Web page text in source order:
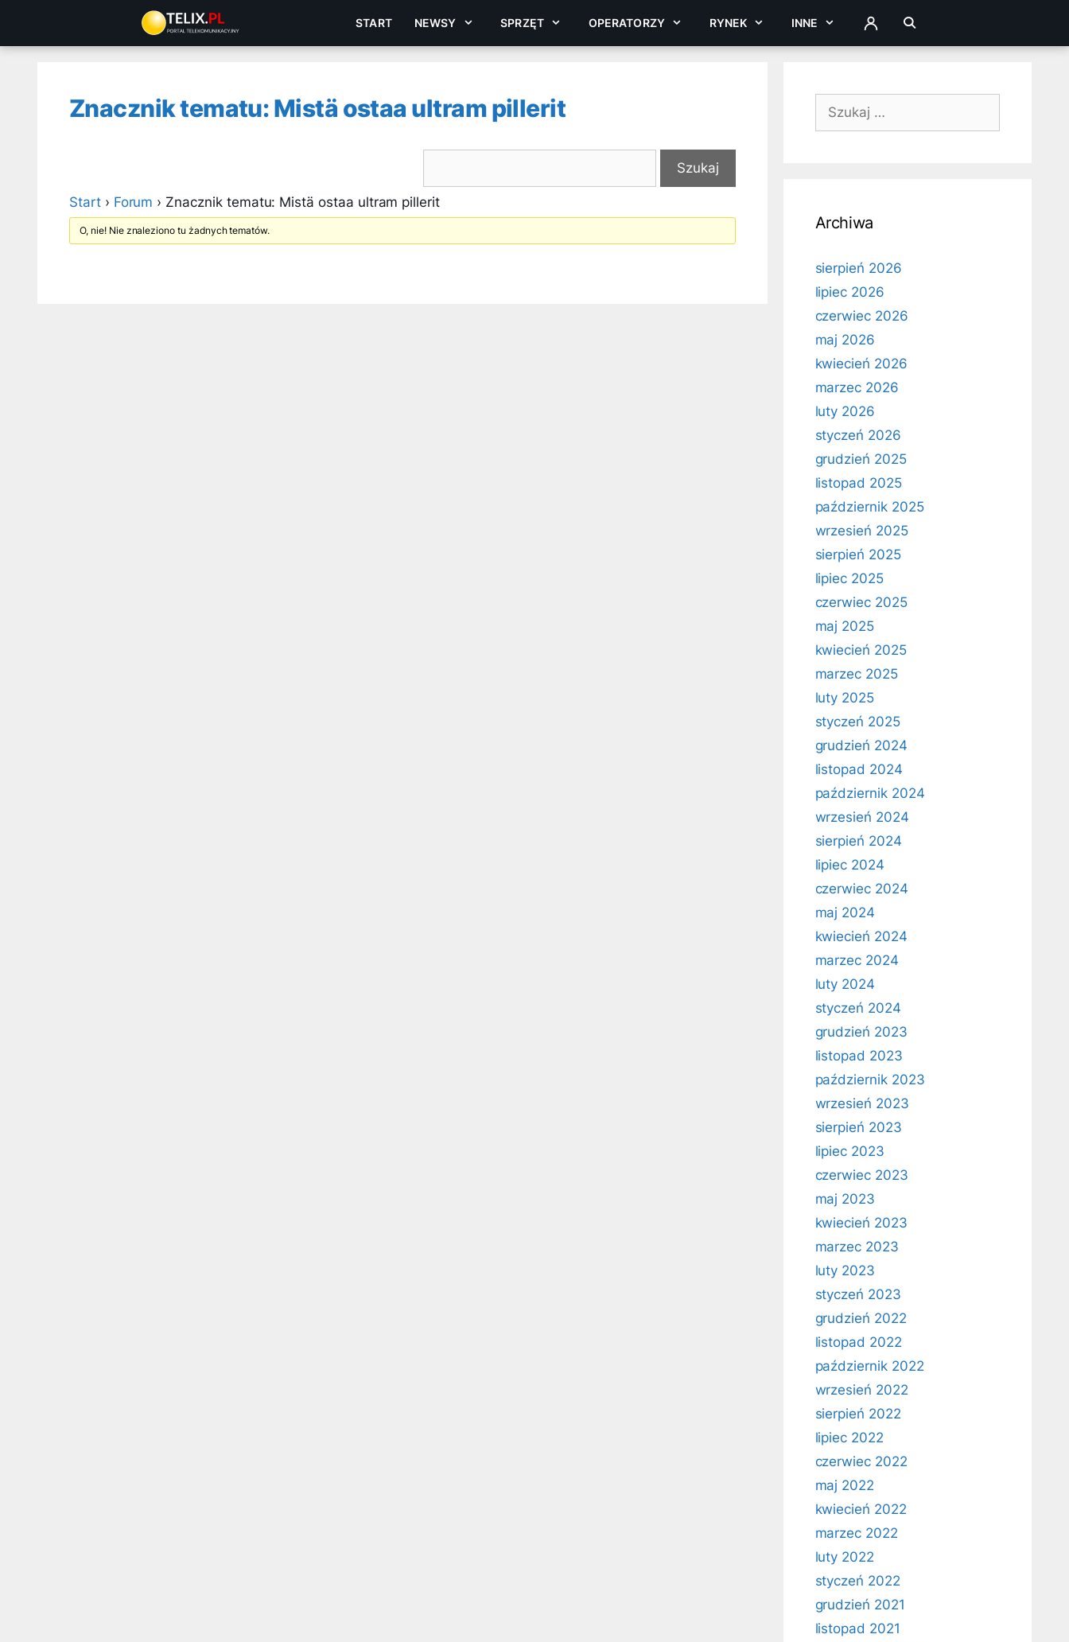
treści
START NEWSY SPRZĘT OPERATORZY RYNEK INNE ZALOGUJ
Znacznik tematu: Mistä ostaa ultram pillerit
Start › Forum › Znacznik tematu: Mistä ostaa ultram pillerit
O, nie! Nie znaleziono tu żadnych tematów.
Szukaj:
Archiwa
sierpień 2026
lipiec 2026
czerwiec 2026
maj 2026
kwiecień 2026
marzec 2026
luty 2026
styczeń 2026
grudzień 2025
listopad 2025
październik 2025
wrzesień 2025
sierpień 2025
lipiec 2025
czerwiec 2025
maj 2025
kwiecień 2025
marzec 2025
luty 2025
styczeń 2025
grudzień 2024
listopad 2024
październik 2024
wrzesień 2024
sierpień 2024
lipiec 2024
czerwiec 2024
maj 2024
kwiecień 2024
marzec 2024
luty 2024
styczeń 2024
grudzień 2023
listopad 2023
październik 2023
wrzesień 2023
sierpień 2023
lipiec 2023
czerwiec 2023
maj 2023
kwiecień 2023
marzec 2023
luty 2023
styczeń 2023
grudzień 2022
listopad 2022
październik 2022
wrzesień 2022
sierpień 2022
lipiec 2022
czerwiec 2022
maj 2022
kwiecień 2022
marzec 2022
luty 2022
styczeń 2022
grudzień 2021
listopad 2021